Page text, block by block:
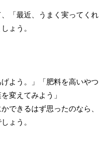
「最近、うまく実ってくれ
ょう。
よう。」「肥料を高いやつ
変えてみよう」
できるはず思ったのなら、
ょう。